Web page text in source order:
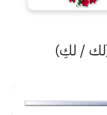
(لك / لكِ)